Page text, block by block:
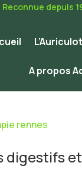
Reconnue depuis
A propos
rennes